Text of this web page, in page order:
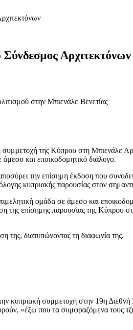
Αρχιτεκτόνων
στην Μπιενάλε Βενετίας
της Κύπρου στη Μπιενάλε
και εποικοδομητικό διάλογο.
την επίσημη έκδοση που
κυπριακής παρουσίας στον
ομάδα σε άμεσο και
επίσημης παρουσίας της Κύπρου
της, διατυπώνοντας τη διαφωνία της.
κυπριακή συμμετοχή στην 19η
«έξω που τα συμφραζόμενα τους